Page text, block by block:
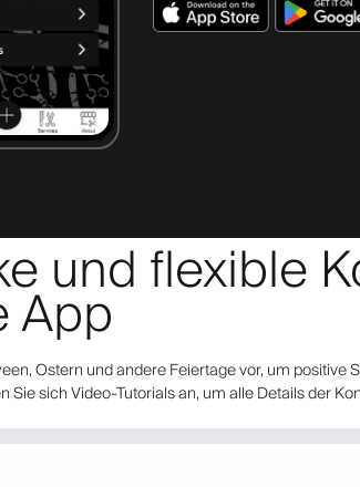
und flexible
App
Ostern und andere Feiertage vor, um positive
sich Video-Tutorials an, um alle Details der